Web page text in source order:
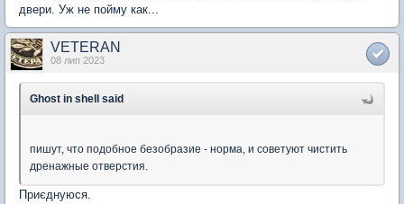
двери. Уж не пойму как...
VETERAN
08 лип 2023
Ghost in shell said
пишут, что подобное безобразие - норма, и советуют чистить
дренажные отверстия.
Приєднуюся.